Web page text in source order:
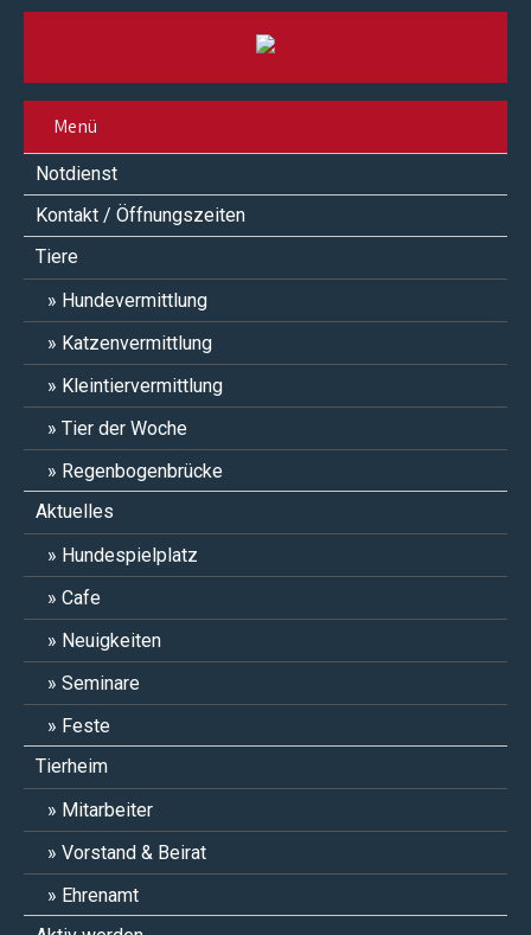
Menü
Notdienst
Kontakt / Öffnungszeiten
Tiere
Hundevermittlung
Katzenvermittlung
Kleintiervermittlung
Tier der Woche
Regenbogenbrücke
Aktuelles
Hundespielplatz
Cafe
Neuigkeiten
Seminare
Feste
Tierheim
Mitarbeiter
Vorstand & Beirat
Ehrenamt